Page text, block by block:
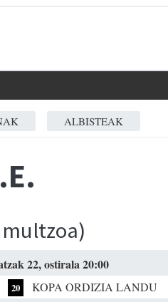
ALBISTEAK
multzoa)
22, ostirala 20:00
20 KOPA ORDIZIA LANDU